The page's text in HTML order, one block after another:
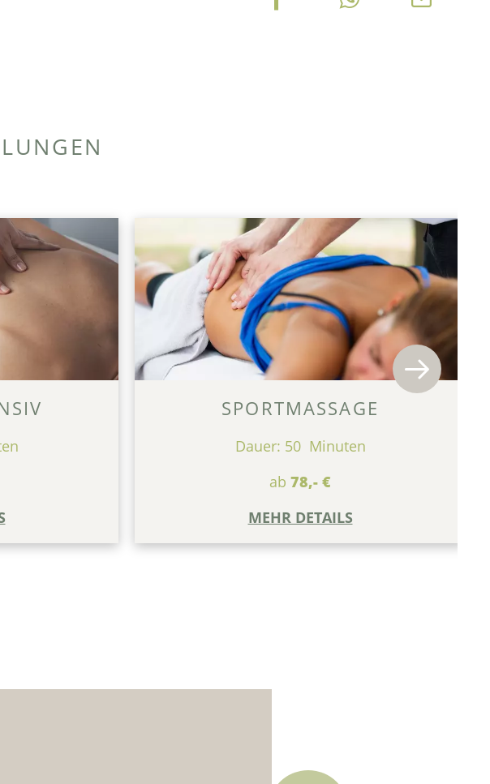
SPORTMASSAGE
Dauer: 50 Minuten
ab 78,- €
MEHR DETAILS